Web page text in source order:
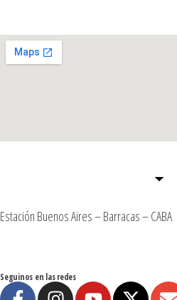
Estación Buenos Aires – Barracas – CABA
Seguinos en las redes